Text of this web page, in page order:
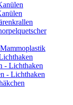
- Lichthaken
- Lichthaken